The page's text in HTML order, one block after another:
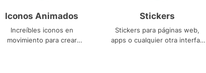
Iconos Animados
Increíbles iconos en
movimiento para crear
Stickers
Stickers para páginas web,
apps o cualquier otra interfaz